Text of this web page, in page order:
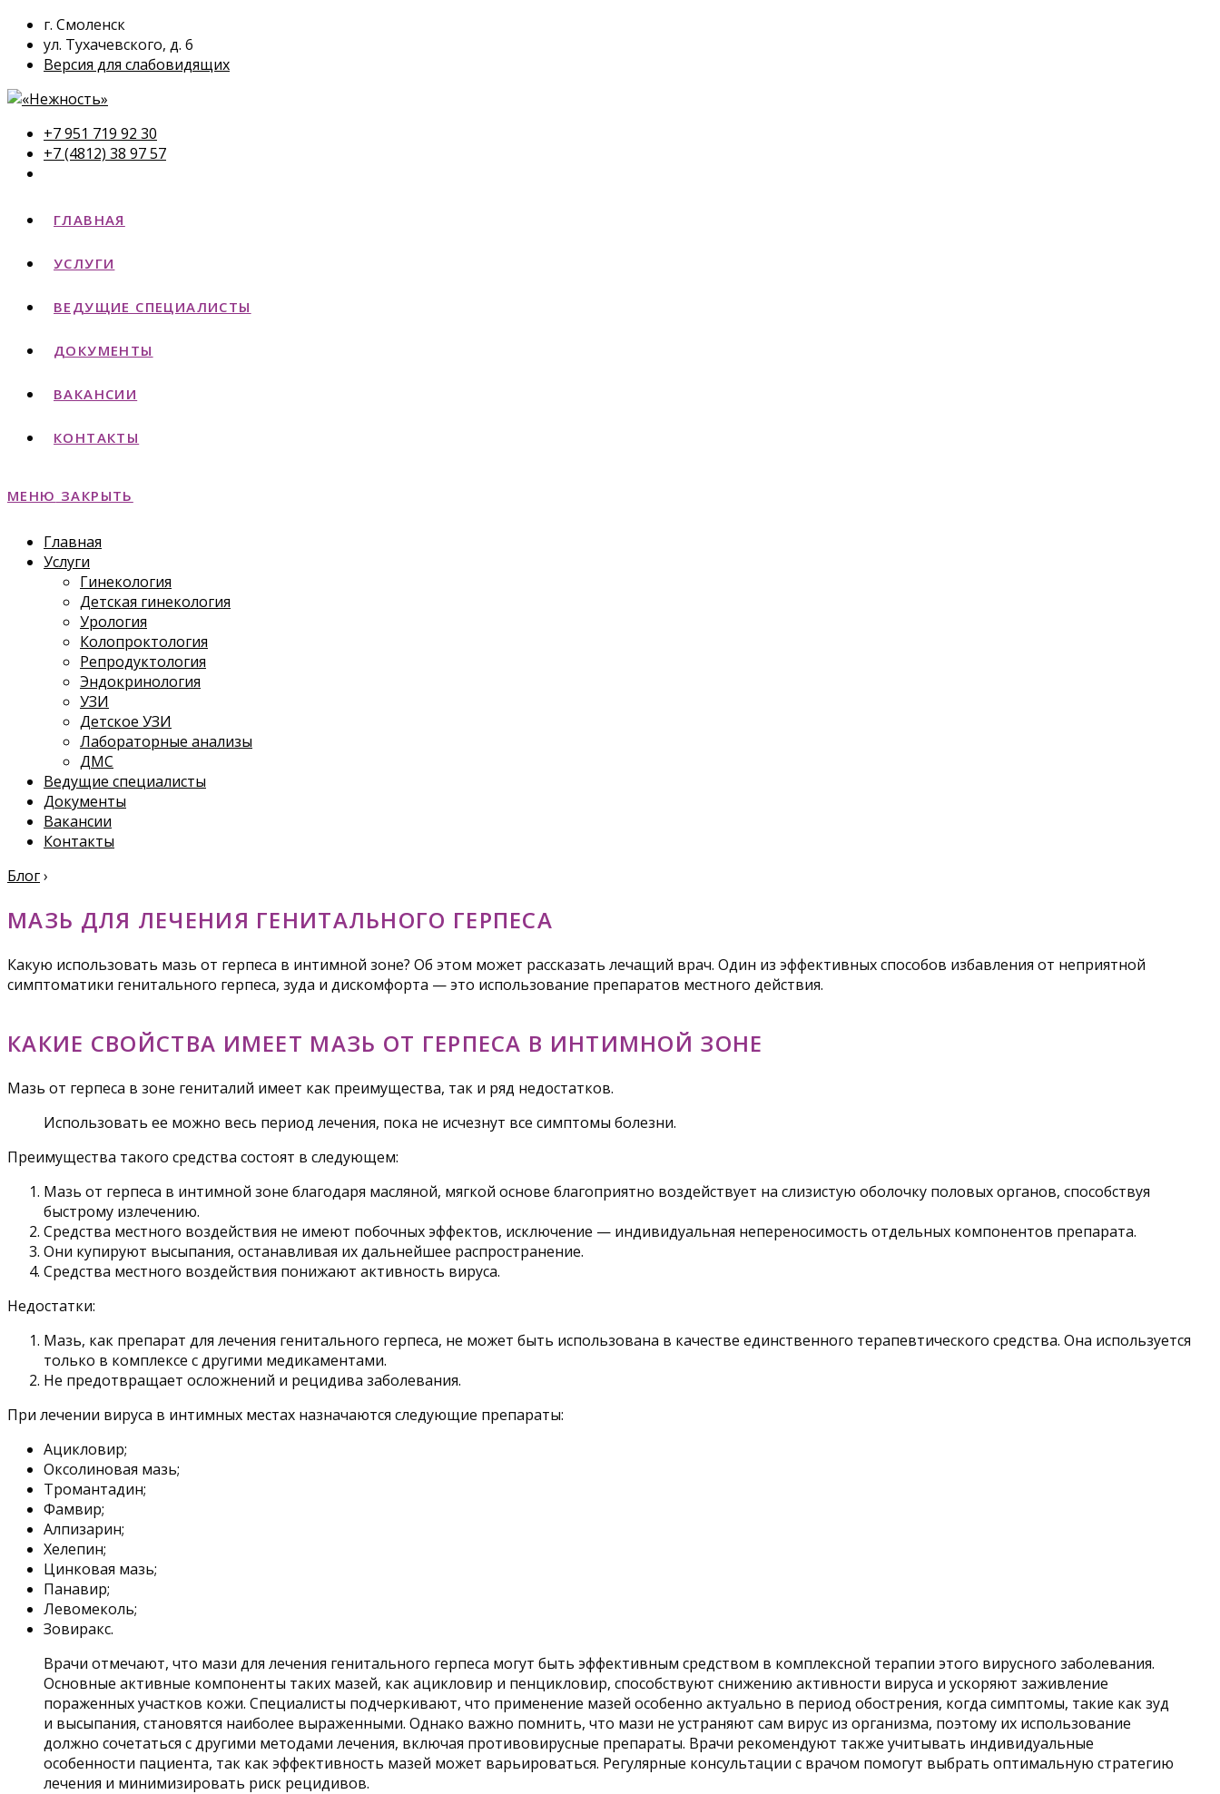
г. Смоленск
ул. Тухачевского, д. 6
Версия для слабовидящих
+7 951 719 92 30
+7 (4812) 38 97 57
ГЛАВНАЯ
УСЛУГИ
ВЕДУЩИЕ СПЕЦИАЛИСТЫ
ДОКУМЕНТЫ
ВАКАНСИИ
КОНТАКТЫ
МЕНЮ ЗАКРЫТЬ
Главная
Услуги
Гинекология
Детская гинекология
Урология
Колопроктология
Репродуктология
Эндокринология
УЗИ
Детское УЗИ
Лабораторные анализы
ДМС
Ведущие специалисты
Документы
Вакансии
Контакты
Блог›
МАЗЬ ДЛЯ ЛЕЧЕНИЯ ГЕНИТАЛЬНОГО ГЕРПЕСА
Какую использовать мазь от герпеса в интимной зоне? Об этом может рассказать лечащий врач. Один из эффективных способов избавления от неприятной
симптоматики генитального герпеса, зуда и дискомфорта — это использование препаратов местного действия.
КАКИЕ СВОЙСТВА ИМЕЕТ МАЗЬ ОТ ГЕРПЕСА В ИНТИМНОЙ ЗОНЕ
Мазь от герпеса в зоне гениталий имеет как преимущества, так и ряд недостатков.
Использовать ее можно весь период лечения, пока не исчезнут все симптомы болезни.
Преимущества такого средства состоят в следующем:
Мазь от герпеса в интимной зоне благодаря масляной, мягкой основе благоприятно воздействует на слизистую оболочку половых органов, способствуя
быстрому излечению.
Средства местного воздействия не имеют побочных эффектов, исключение — индивидуальная непереносимость отдельных компонентов препарата.
Они купируют высыпания, останавливая их дальнейшее распространение.
Средства местного воздействия понижают активность вируса.
Недостатки:
Мазь, как препарат для лечения генитального герпеса, не может быть использована в качестве единственного терапевтического средства. Она используется
только в комплексе с другими медикаментами.
Не предотвращает осложнений и рецидива заболевания.
При лечении вируса в интимных местах назначаются следующие препараты:
Ацикловир;
Оксолиновая мазь;
Тромантадин;
Фамвир;
Алпизарин;
Хелепин;
Цинковая мазь;
Панавир;
Левомеколь;
Зовиракс.
Врачи отмечают, что мази для лечения генитального герпеса могут быть эффективным средством в комплексной терапии этого вирусного заболевания.
Основные активные компоненты таких мазей, как ацикловир и пенцикловир, способствуют снижению активности вируса и ускоряют заживление
пораженных участков кожи. Специалисты подчеркивают, что применение мазей особенно актуально в период обострения, когда симптомы, такие как зуд
и высыпания, становятся наиболее выраженными. Однако важно помнить, что мази не устраняют сам вирус из организма, поэтому их использование
должно сочетаться с другими методами лечения, включая противовирусные препараты. Врачи рекомендуют также учитывать индивидуальные
особенности пациента, так как эффективность мазей может варьироваться. Регулярные консультации с врачом помогут выбрать оптимальную стратегию
лечения и минимизировать риск рецидивов.